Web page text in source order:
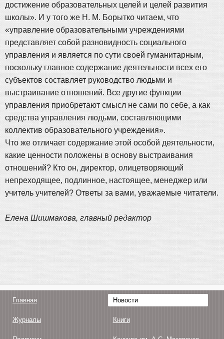
достижение образовательных целей и целей развития
школы». И у того же Н. М. Борытко читаем, что
«управление образовательными учреждениями
представляет собой разновидность социального
управления и является по сути своей гуманитарным,
поскольку главное содержание деятельности всех его
субъектов составляет руководство людьми и
выстраивание отношений. Все другие функции
управления приобретают смысл не сами по себе, а как
средства управления людьми, составляющими
коллектив образовательного учреждения».
Что же отличает содержание этой особой деятельности,
какие ценности положены в основу выстраивания
отношений? Кто он, директор, олицетворяющий
непреходящее, подлинное, настоящее, менеджер или
учитель учителей? Ответы за вами, уважаемые читатели.
Елена Шишмакова, главный редактор
Главная Новости
Журналы Книги